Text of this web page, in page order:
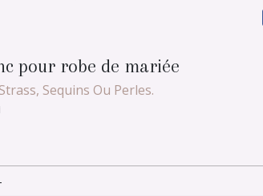
pour robe de mariée
Sequins Ou Perles.